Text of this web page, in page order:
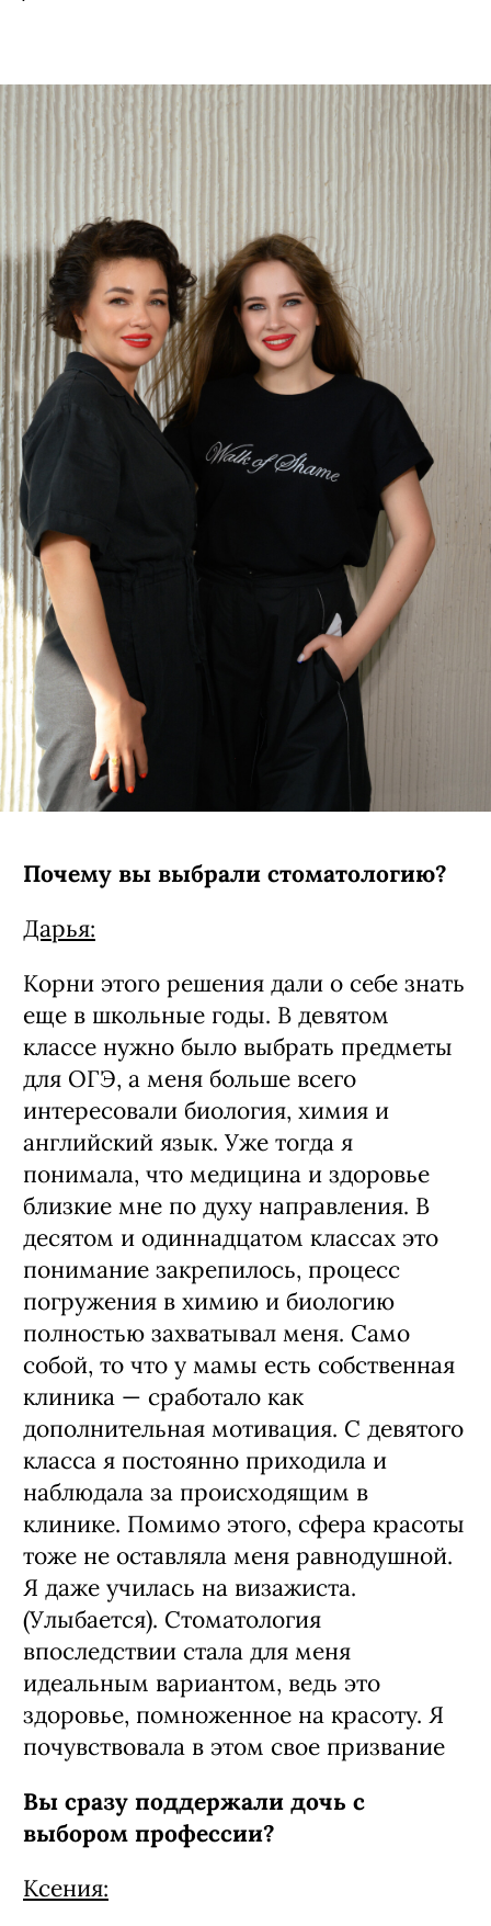
Почему вы выбрали стоматологию?
Дарья:
Корни этого решения дали о себе знать
еще в школьные годы. В девятом
классе нужно было выбрать предметы
для ОГЭ, а меня больше всего
интересовали биология, химия и
английский язык. Уже тогда я
понимала, что медицина и здоровье
близкие мне по духу направления. В
десятом и одиннадцатом классах это
понимание закрепилось, процесс
погружения в химию и биологию
полностью захватывал меня. Само
собой, то что у мамы есть собственная
клиника — сработало как
дополнительная мотивация. С девятого
класса я постоянно приходила и
наблюдала за происходящим в
клинике. Помимо этого, сфера красоты
тоже не оставляла меня равнодушной.
Я даже училась на визажиста.
(Улыбается). Стоматология
впоследствии стала для меня
идеальным вариантом, ведь это
здоровье, помноженное на красоту. Я
почувствовала в этом свое призвание
Вы сразу поддержали дочь с
выбором профессии?
Ксения: